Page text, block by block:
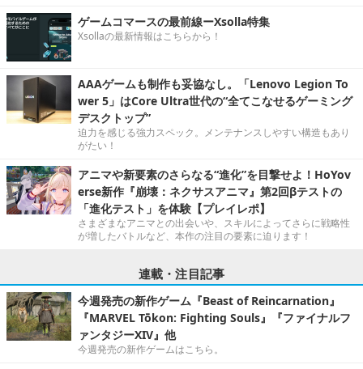
ゲームコマースの最前線ーXsolla特集
Xsollaの最新情報はこちらから！
AAAゲームも制作も妥協なし。「Lenovo Legion To
wer 5」はCore Ultra世代の“全てこなせるゲーミング
デスクトップ”
迫力を感じる強力スペック。メンテナンスしやすい構造もあり
がたい！
アニマや新要素のさらなる“進化”を目撃せよ！HoYov
erse新作『崩壊：ネクサスアニマ』第2回βテストの
「進化テスト」を体験【プレイレポ】
さまざまなアニマとの出会いや、スキルによってさらに戦略性
が増したバトルなど、本作の注目の要素に迫ります！
連載・注目記事
今週発売の新作ゲーム『Beast of Reincarnation』
『MARVEL Tōkon: Fighting Souls』『ファイナルフ
ァンタジーXIV』他
今週発売の新作ゲームはこちら。